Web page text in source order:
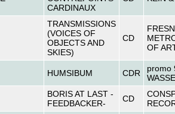
CARDINAUX
TRANSMISSIONS
(VOICES OF
OBJECTS AND
SKIES)
CD
OF
HUMSIBUM CDR
promo
BORIS AT LAST -
FEEDBACKER-
CD